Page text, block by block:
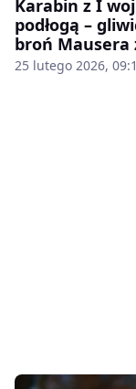
Karabin z I
podłogą –
broń Mausera
25 lutego 2026,